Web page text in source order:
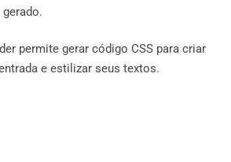
permite gerar código CSS para criar
e estilizar seus textos.